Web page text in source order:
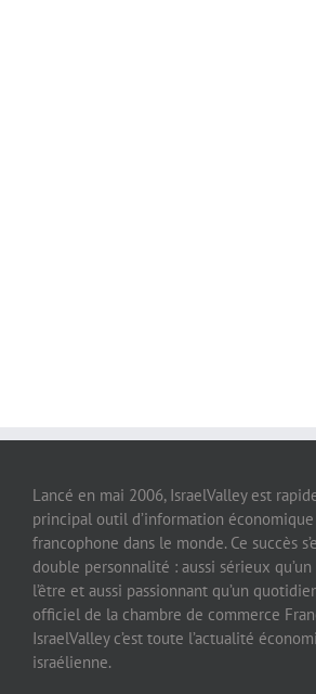
Lancé en mai 2006, IsraelValley est
principal outil d’information
francophone dans le monde. Ce succès
double personnalité : aussi sérieux
l’être et aussi passionnant qu’un
officiel de la chambre de commerce
IsraelValley c’est toute l’actualité
israélienne.